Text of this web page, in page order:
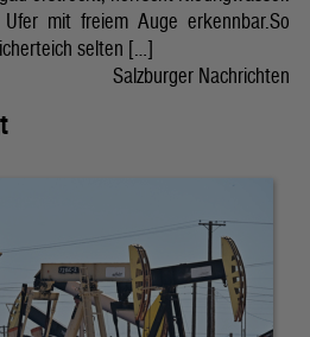
mit freiem Auge erkennbar.So
selten […]
Salzburger Nachrichten